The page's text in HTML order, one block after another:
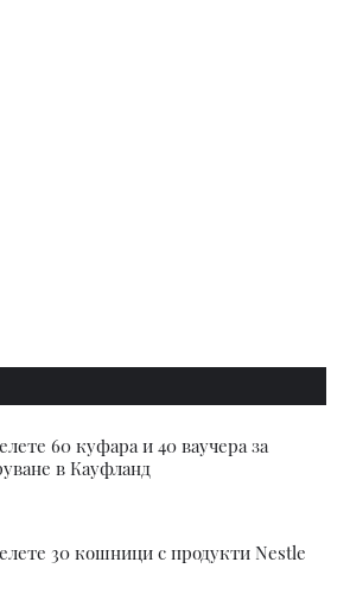
60 куфара и 40 ваучера за
в Кауфланд
30 кошници с продукти Nestle